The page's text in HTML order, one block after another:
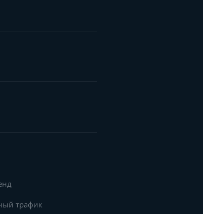
трафик